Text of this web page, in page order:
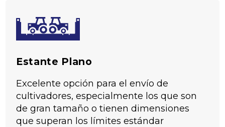
Estante Plano
Excelente opción para el envío de
cultivadores, especialmente los que son
de gran tamaño o tienen dimensiones
que superan los límites estándar